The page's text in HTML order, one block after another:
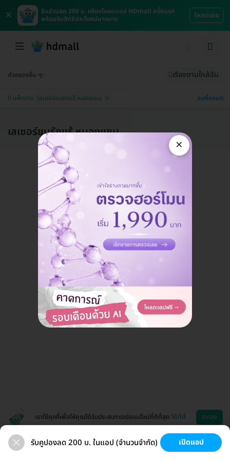
×
รับส่วนลด 200 บ. เพียงโหลดแอป HDmall ครั้งแรก
พร้อมรับสิทธิประโยชน์มากมาย
โหลดเลย
ตัวกรองอื่น ๆ เรียงตามใกล้ฉัน
0 แพ็กเกจ เลเซอร์ขนรักแร้ หนองแขม ลบทั้งหมด
เลเซอร์ขนรักแร้ หนองแขม
แอดมินพร้อมดูแลคุณทุกวันทางไลน์
คุยกับแอดมิน ฟรี!
สุขภาพ ช่วยเหลือ โหลดแอพ
เราใช้คุกกี้เพื่อให้คุณได้รับประสบการณ์ออนไลน์ที่ดีที่สุด ได้ที่นี่ ตกลง
รับคูปองลด 200 บ. ในแอป (จำนวนจำกัด) เปิดแอป
×